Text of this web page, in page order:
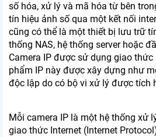
số hóa, xử lý và mã hóa từ bên
tín hiệu ảnh số qua một kết nối
cũng có thể là một thiết bị lưu trữ
thống NAS, hệ thống server hoặc
Camera IP được sử dụng giao thức
phẩm IP này được xây dựng như
độc lập do có bộ vi xử lý được tích
Mỗi camera IP là một hệ thống xử
giao thức Internet (Internet